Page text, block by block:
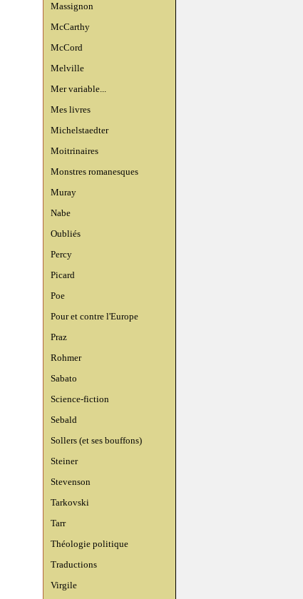
Massignon
McCarthy
McCord
Melville
Mer variable...
Mes livres
Michelstaedter
Moitrinaires
Monstres romanesques
Muray
Nabe
Oubliés
Percy
Picard
Poe
Pour et contre l'Europe
Praz
Rohmer
Sabato
Science-fiction
Sebald
Sollers (et ses bouffons)
Steiner
Stevenson
Tarkovski
Tarr
Théologie politique
Traductions
Virgile